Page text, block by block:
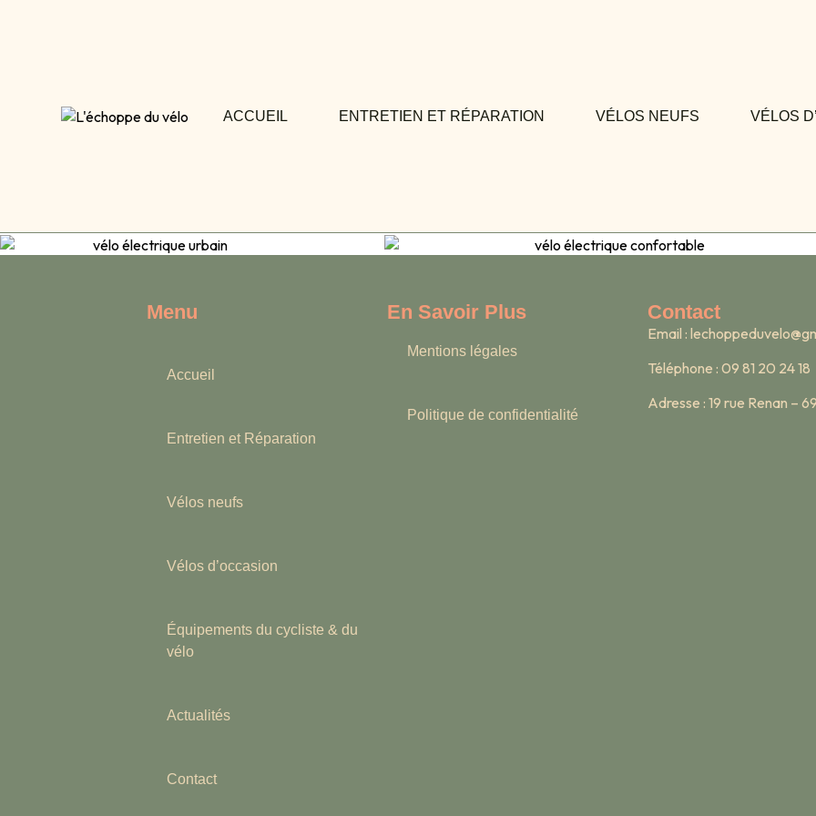
ACCUEIL ENTRETIEN ET RÉPARATION VÉLOS NEUFS VÉLOS
Menu
Accueil
Entretien et Réparation
Vélos neufs
Vélos d’occasion
Équipements du cycliste & du
vélo
Actualités
Contact
En Savoir Plus
Mentions légales
Politique de confidentialité
Contact
Email :
Téléphone : 09 81 20 24 18
Adresse : 19 rue Renan –